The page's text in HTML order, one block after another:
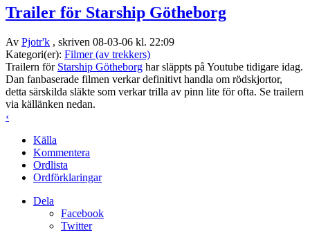
Trailer för Starship Götheborg
Av Pjotr'k , skriven 08-03-06 kl. 22:09
Kategori(er): Filmer (av trekkers)
Trailern för Starship Götheborg har släppts på Youtube tidigare idag.
Dan fanbaserade filmen verkar definitivt handla om rödskjortor,
detta särskilda släkte som verkar trilla av pinn lite för ofta. Se trailern
via källänken nedan.
‹
Källa
Kommentera
Ordlista
Ordförklaringar
Dela
Facebook
Twitter